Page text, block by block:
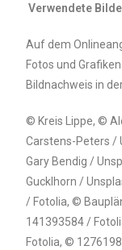
Verwendete
Auf dem
Fotos und
Bildnachweis in
© Kreis Lippe, ©
Carstens-Peters /
Gary Bendig /
Gucklhorn /
/ Fotolia, ©
141393584 /
Fotolia, ©